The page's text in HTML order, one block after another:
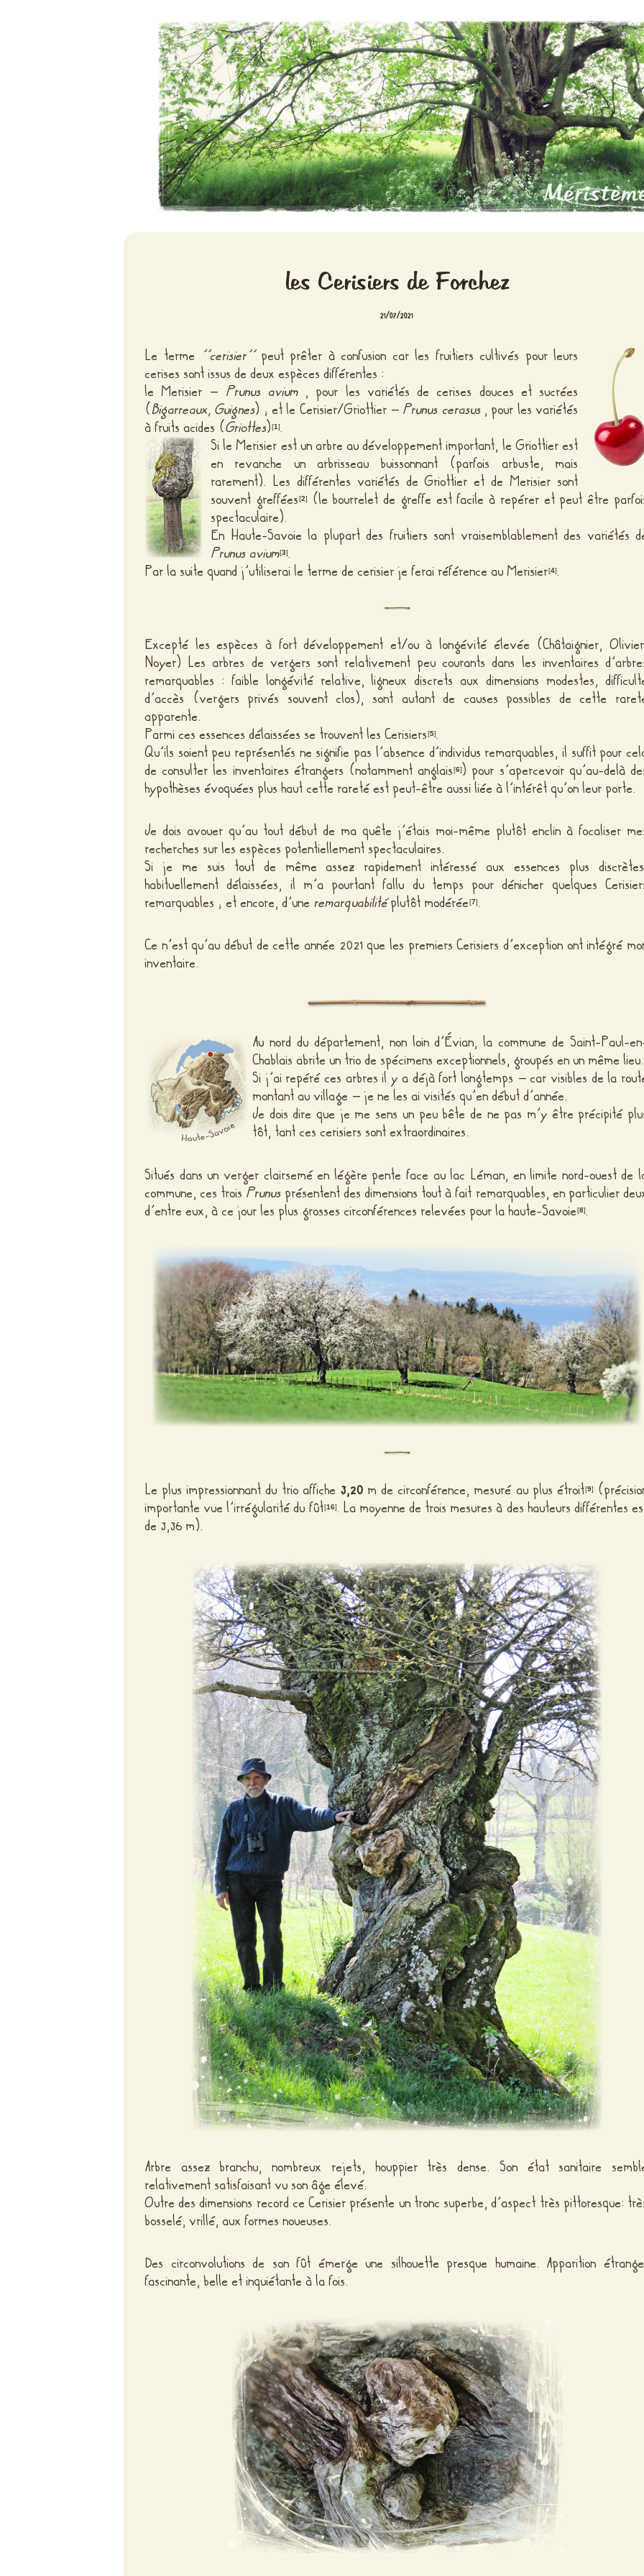
Meristemes
les Cerisiers de Forchez
21/07/2021
Le terme ’’cerisier’’peut prêter à confusion car les fruitiers cultivés pour leurs
cerises sont issus de deux espèces différentes :
le Merisier – Prunus avium , pour les variétés de cerises douces et sucrées
(Bigarreaux, Guignes) ; et le Cerisier/Griottier –Prunus cerasus, pour les variétés
à fruits acides (Griottes)[1].
Si le Merisier est un arbre au développement important, le Griottier est
en revanche un arbrisseau buissonnant (parfois arbuste, mais
rarement). Les différentes variétés de Griottier et de Merisier sont
souvent greffées[2]
(le bourrelet de greffe est facile à repérer et peut être
spectaculaire).
En Haute-Savoie la plupart des fruitiers sont vraisemblablement des variétés
Prunus avium[3].
Par la suite quand j’utiliserai le terme de cerisier je ferai référence au Merisier[4].
Excepté les espèces à fort développement et/ou à longévité élevée (Châtaignier,
Noyer) Les arbres de vergers sont relativement peu courants dans les inventaires
remarquables : faible longévité relative, ligneux discrets aux dimensions modestes,
d’accès (vergers privés souvent clos), sont autant de causes possibles de cette
apparente.
Parmi ces essences délaissées se trouvent les Cerisiers[5].
Qu’ils soient peu représentés ne signifie pas l’absence d’individus remarquables, il suffit pour
de consulter les inventaires étrangers (notamment anglais[6]) pour s’apercevoir qu’au-delà
hypothèses évoquées plus haut cette rareté est peut-être aussi liée à l’intérêt qu’on leur porte.
Je dois avouer qu’au tout début de ma quête j’étais moi-même plutôt enclin à focaliser
recherches sur les espèces potentiellement spectaculaires.
Si je me suis tout de même assez rapidement intéressé aux essences plus
habituellement délaissées, il m’a pourtant fallu du temps pour dénicher quelques
remarquables ; et encore, d’une remarquabilitéplutôt modérée[7].
Ce n’est qu’au début de cette année 2021 que les premiers Cerisiers d’exception ont intégré
inventaire.
Au nord du département, non loin d’Évian, la commune de Saint-Paul-
Chablais abrite un trio de spécimens exceptionnels, groupés en un même lieu.
Si j’ai repéré ces arbres il y a déjà fort longtemps – car visibles de la
montant au village – je ne les ai visités qu’en début d’année.
Je dois dire que je me sens un peu bête de ne pas m’y être précipité
tôt, tant ces cerisiers sont extraordinaires.
Situés dans un verger clairsemé en légère pente face au lac Léman, en limite nord-ouest de
commune, ces troisPrunus présentent des dimensions tout à fait remarquables, en particulier
d’entre eux, à ce jour les plus grosses circonférences relevées pour la haute-Savoie[8].
Le plus impressionnant du trio affiche 3,20 m de circonférence, mesuré au plus étroit[9]
importante vue l’irrégularité du fût[16]. La moyenne de trois mesures à des hauteurs différentes
de 3,36 m).
Arbre assez branchu, nombreux rejets, houppier très dense. Son état sanitaire
relativement satisfaisant vu son âge élevé.
Outre des dimensions record ce Cerisier présente un tronc superbe, d’aspect très pittoresque:
bosselé, vrillé, aux formes noueuses.
Des circonvolutions de son fût émerge une silhouette presque humaine. Apparition
fascinante, belle et inquiétante à la fois.